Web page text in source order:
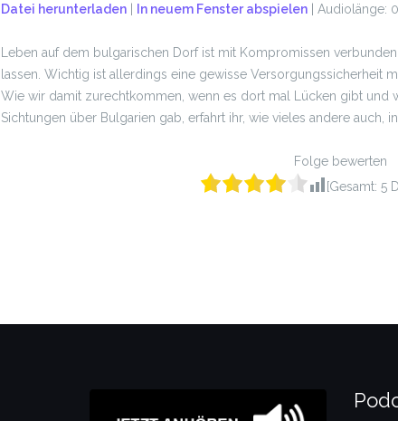
RSS FEED
LINK
EMBED
Datei herunterladen | In neuem Fenster abspielen | Audiolänge:
Leben auf dem bulgarischen Dorf ist mit Kompromissen
lassen. Wichtig ist allerdings eine gewisse Versorgungssicherheit
Wie wir damit zurechtkommen, wenn es dort mal Lücken gibt und
Sichtungen über Bulgarien gab, erfahrt ihr, wie vieles andere auch,
Folge bewerten
[Gesamt: 5